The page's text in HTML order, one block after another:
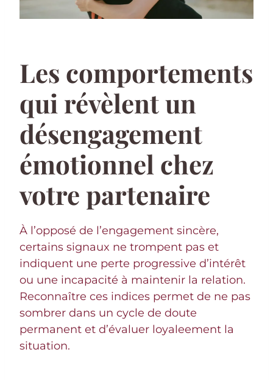
Les comportements
qui révèlent un
désengagement
émotionnel chez
votre partenaire
À l’opposé de l’engagement sincère,
certains signaux ne trompent pas et
indiquent une perte progressive d’intérêt
ou une incapacité à maintenir la relation.
Reconnaître ces indices permet de ne pas
sombrer dans un cycle de doute
permanent et d’évaluer loyaleement la
situation.